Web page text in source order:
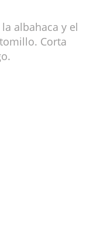
albahaca y el
Corta